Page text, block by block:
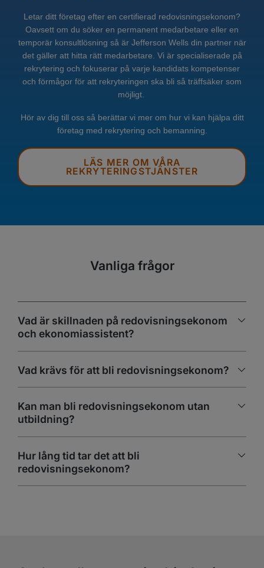
Letar ditt företag efter en certifierad redovisningsekonom?
Oavsett om du söker en permanent medarbetare eller en
temporär konsultlösning så är Jefferson Wells din partner när
det gäller att hitta rätt medarbetare. Vi är specialiserade på
rekrytering och fokuserar på varje kandidats kompetenser
och förmågor för att rekryteringen ska bli så träffsäker som
möjligt.
Hör av dig till oss så berättar vi mer om hur vi kan hjälpa ditt
företag med rekrytering och bemanning.
LÄS MER OM VÅRA
REKRYTERINGSTJÄNSTER
Vanliga frågor
Vad är skillnaden på redovisningsekonom
och ekonomiassistent?
Vad krävs för att bli redovisningsekonom?
Kan man bli redovisningsekonom utan
utbildning?
Hur lång tid tar det att bli
redovisningsekonom?